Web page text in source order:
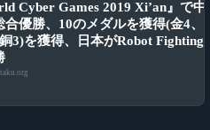
Cyber Games 2019 Xi’an』で中
合優勝、10のメダルを獲得(金4、
3)を獲得、日本がRobot Fighting